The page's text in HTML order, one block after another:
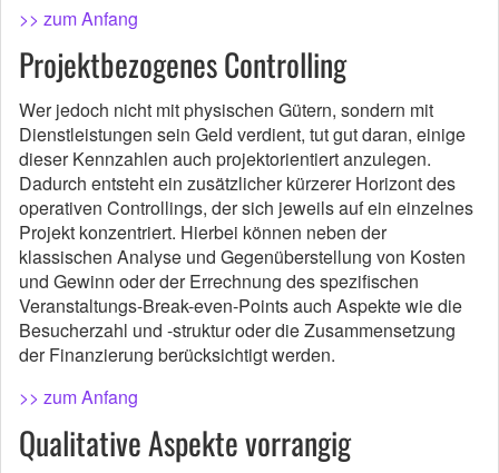
>> zum Anfang
Projektbezogenes Controlling
Wer jedoch nicht mit physischen Gütern, sondern mit
Dienstleistungen sein Geld verdient, tut gut daran, einige
dieser Kennzahlen auch projektorientiert anzulegen.
Dadurch entsteht ein zusätzlicher kürzerer Horizont des
operativen Controllings, der sich jeweils auf ein einzelnes
Projekt konzentriert. Hierbei können neben der
klassischen Analyse und Gegenüberstellung von Kosten
und Gewinn oder der Errechnung des spezifischen
Veranstaltungs-Break-even-Points auch Aspekte wie die
Besucherzahl und -struktur oder die Zusammensetzung
der Finanzierung berücksichtigt werden.
>> zum Anfang
Qualitative Aspekte vorrangig